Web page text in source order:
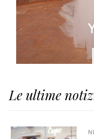
Le ultime